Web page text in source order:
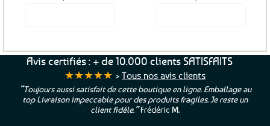
Avis certifiés : + de 10.000 clients SATISFAITS
★★★★★ > Tous nos avis clients
“Toujours aussi satisfait de cette boutique en ligne. Emballage au
top Livraison impeccable pour des produits fragiles. Je reste un
client fidèle.”Frédéric M.